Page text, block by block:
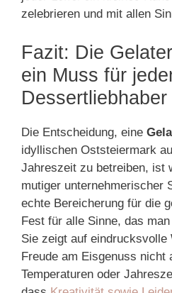
zelebrieren und mit allen
Fazit: Die
ein Muss für
Dessertliebhaber
Die Entscheidung, eine
idyllischen Oststeiermark
Jahreszeit zu betreiben, ist
mutiger unternehmerischer
echte Bereicherung für die
Fest für alle Sinne, das
Sie zeigt auf
Freude am Eisgenuss nicht
Temperaturen oder